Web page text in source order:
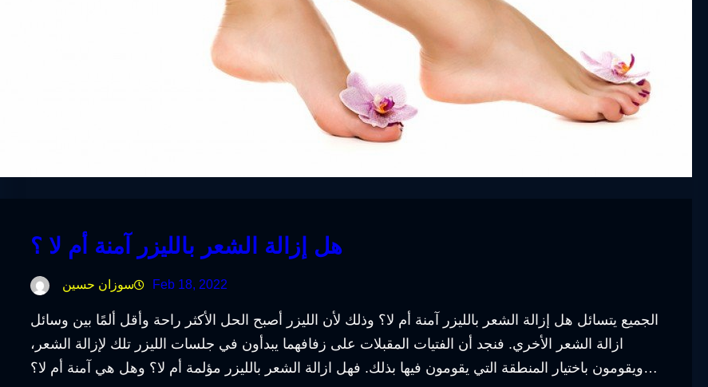
هل إزالة الشعر بالليزر آمنة أم لا ؟
سوزان حسين Feb 18, 2022
الجميع يتسائل هل إزالة الشعر بالليزر آمنة أم لا؟ وذلك لأن الليزر أصبح الحل الأكثر راحة وأقل ألمًا بين وسائل
ازالة الشعر الأخري. فنجد أن الفتيات المقبلات على زفافهما يبدأون في جلسات الليزر تلك لإزالة الشعر،
ويقومون باختيار المنطقة التي يقومون فيها بذلك. فهل ازالة الشعر بالليزر مؤلمة أم لا؟ وهل هي آمنة أم لا؟…